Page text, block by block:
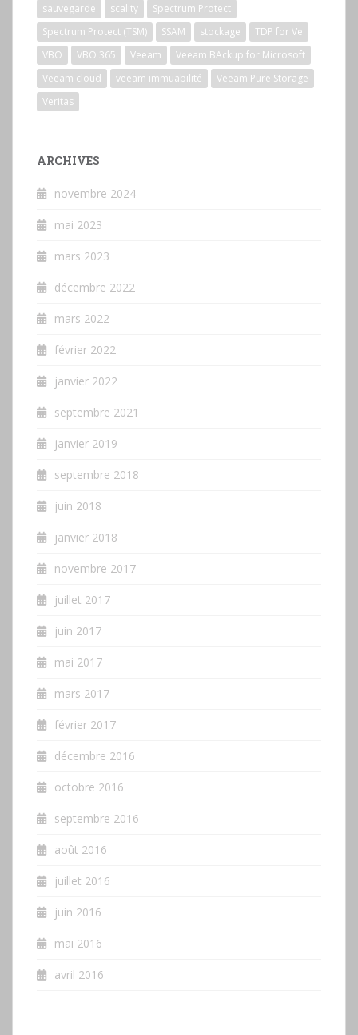
sauvegarde
scality
Spectrum Protect
Spectrum Protect (TSM)
SSAM stockage
TDP for Ve
VBO
VBO 365 Veeam
Veeam BAckup for Microsoft
Veeam cloud
veeam immuabilité
Veeam Pure Storage
Veritas
ARCHIVES
novembre 2024
mai 2023
mars 2023
décembre 2022
mars 2022
février 2022
janvier 2022
septembre 2021
janvier 2019
septembre 2018
juin 2018
janvier 2018
novembre 2017
juillet 2017
juin 2017
mai 2017
mars 2017
février 2017
décembre 2016
octobre 2016
septembre 2016
août 2016
juillet 2016
juin 2016
mai 2016
avril 2016